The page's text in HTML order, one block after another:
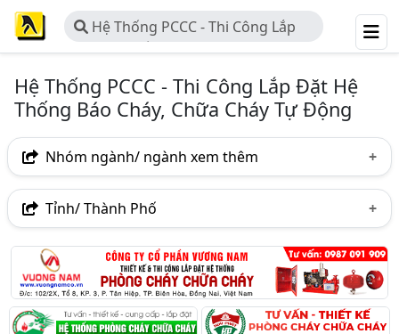
Hệ Thống PCCC - Thi Công Lắp
Đặt Hệ Thống Báo Cháy, Chữa Cháy
Hệ Thống PCCC - Thi Công Lắp Đặt Hệ
Thống Báo Cháy, Chữa Cháy Tự Động
Nhóm ngành/ ngành xem thêm
Ngành nghề
Chữa Cháy Tự Động(586)
Nhóm ngành nghề
Hệ Thống Báo Cháy, Hệ Thống Chữa Cháy Tự Động
Tỉnh/ Thành Phố
Hà Nội TP. Hồ Chí Minh (TPHCM)
Đồng Nai
Bình Dương
Tp. Đà Nẵng
TP. Hải Phòng
An Giang
Bà Rịa-Vũng Tàu
Bắc Ninh